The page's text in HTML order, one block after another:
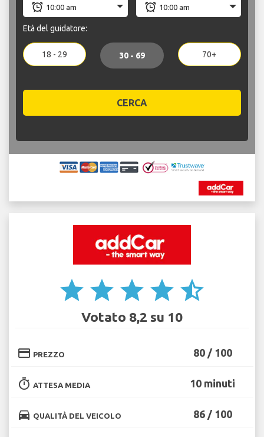
Età del guidatore:
18 - 29 30 - 69 70+
CERCA
star star star star star_half
Votato 8,2 su 10
credit_card PREZZO 80 / 100
timer ATTESA MEDIA 10 minuti
directions_car QUALITÀ DEL VEICOLO 86 / 100